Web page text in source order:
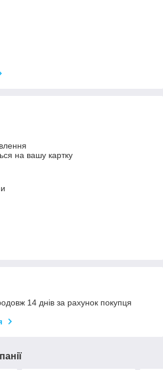
на вашу картку
14 днів за рахунок покупця